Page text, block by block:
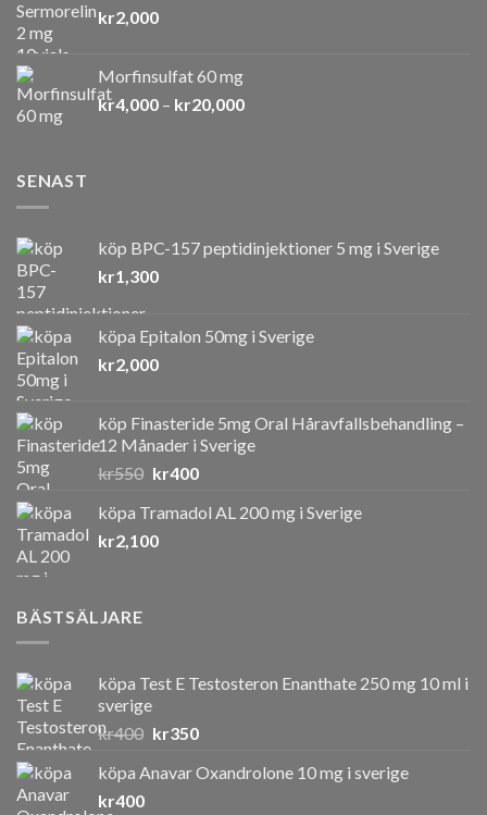
kr2,000
Morfinsulfat 60 mg
kr4,000 – kr20,000Prisintervall:
SENAST
köp BPC-157 peptidinjektioner 5 mg i Sverige
kr1,300
köpa Epitalon 50mg i Sverige
kr2,000
köp Finasteride 5mg Oral Håravfallsbehandling –
12 Månader i Sverige
kr550 Det
priset
var:
kr400Det
priset
köpa Tramadol AL 200 mg i Sverige
kr2,100
BÄSTSÄLJARE
köpa Test E Testosteron Enanthate 250 mg 10 ml i
sverige
kr400 Det
priset
kr350Det
priset
köpa Anavar Oxandrolone 10 mg i sverige
kr400